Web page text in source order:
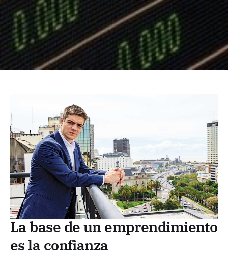
La base de un emprendimiento
es la confianza